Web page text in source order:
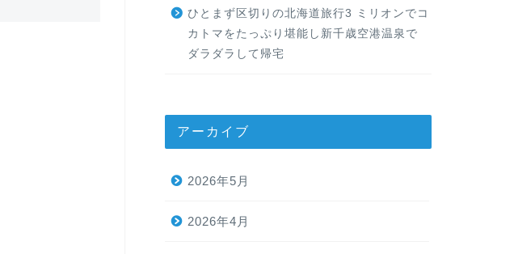
ひとまず区切りの北海道旅行3 ミリオンでコ
カトマをたっぷり堪能し新千歳空港温泉で
ダラダラして帰宅
アーカイブ
2026年5月
2026年4月